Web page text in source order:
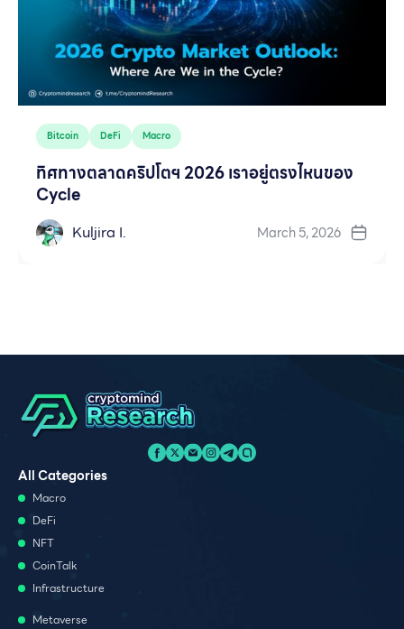
Bitcoin DeFi Macro
ทิศทางตลาดคริปโตฯ 2026 เราอยู่ตรงไหนของ
Cycle
Kuljira I. March 5, 2026
All Categories
Macro
DeFi
NFT
CoinTalk
Infrastructure
Metaverse